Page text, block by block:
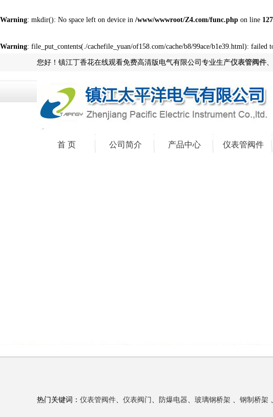
Warning: mkdir(): No space left on device in /www/wwwroot/Z4.com/func.php on line 127
Warning: file_put_contents(./cachefile_yuan/of158.com/cache/b8/99ace/b1e39.html):
您好！镇江丁香花在线观看免费高清版电气有限公司专业生产仪表管阀件、
首 页 公司简介 产品中心 仪表管阀件
热门关键词： 仪表管阀件、 仪表阀门 、 防爆电器、 玻璃钢桥架 、 钢制桥架